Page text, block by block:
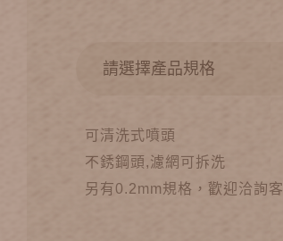
可清洗式噴頭
不銹鋼頭,濾網可拆洗
另有0.2mm規格，歡迎洽詢